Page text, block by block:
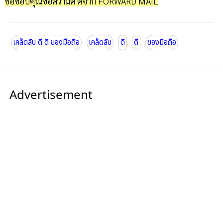
เคล็ดลับ ดี ดี ของมือถือ เคล็ดลับ ดี ดี ของมือถือ
Advertisement